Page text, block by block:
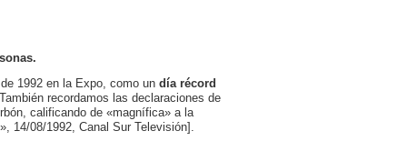
1992 en la Expo, como un día récord
recordamos las declaraciones de
calificando de «magnífica» a la
14/08/1992, Canal Sur Televisión].